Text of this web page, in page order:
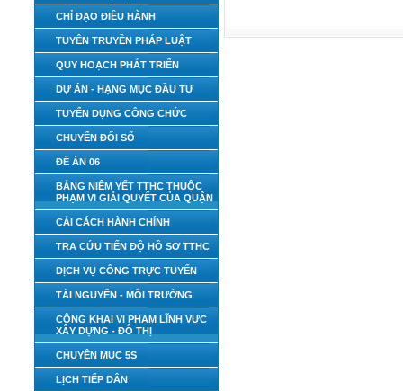
CHỈ ĐẠO ĐIỀU HÀNH
TUYÊN TRUYỀN PHÁP LUẬT
QUY HOẠCH PHÁT TRIỂN
DỰ ÁN - HẠNG MỤC ĐẦU TƯ
TUYỂN DỤNG CÔNG CHỨC
CHUYỂN ĐỔI SỐ
ĐỀ ÁN 06
BẢNG NIÊM YẾT TTHC THUỘC
PHẠM VI GIẢI QUYẾT CỦA QUẬN
CẢI CÁCH HÀNH CHÍNH
TRA CỨU TIẾN ĐỘ HỒ SƠ TTHC
DỊCH VỤ CÔNG TRỰC TUYẾN
TÀI NGUYÊN - MÔI TRƯỜNG
CÔNG KHAI VI PHẠM LĨNH VỰC
XÂY DỰNG - ĐÔ THỊ
CHUYÊN MỤC 5S
LỊCH TIẾP DÂN